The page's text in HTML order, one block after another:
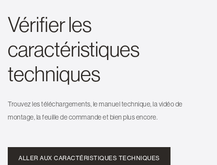
Vérifier les
caractéristiques
techniques
Trouvez les téléchargements, le manuel technique, la vidéo de
montage, la feuille de commande et bien plus encore.
ALLER AUX CARACTÉRISTIQUES TECHNIQUES